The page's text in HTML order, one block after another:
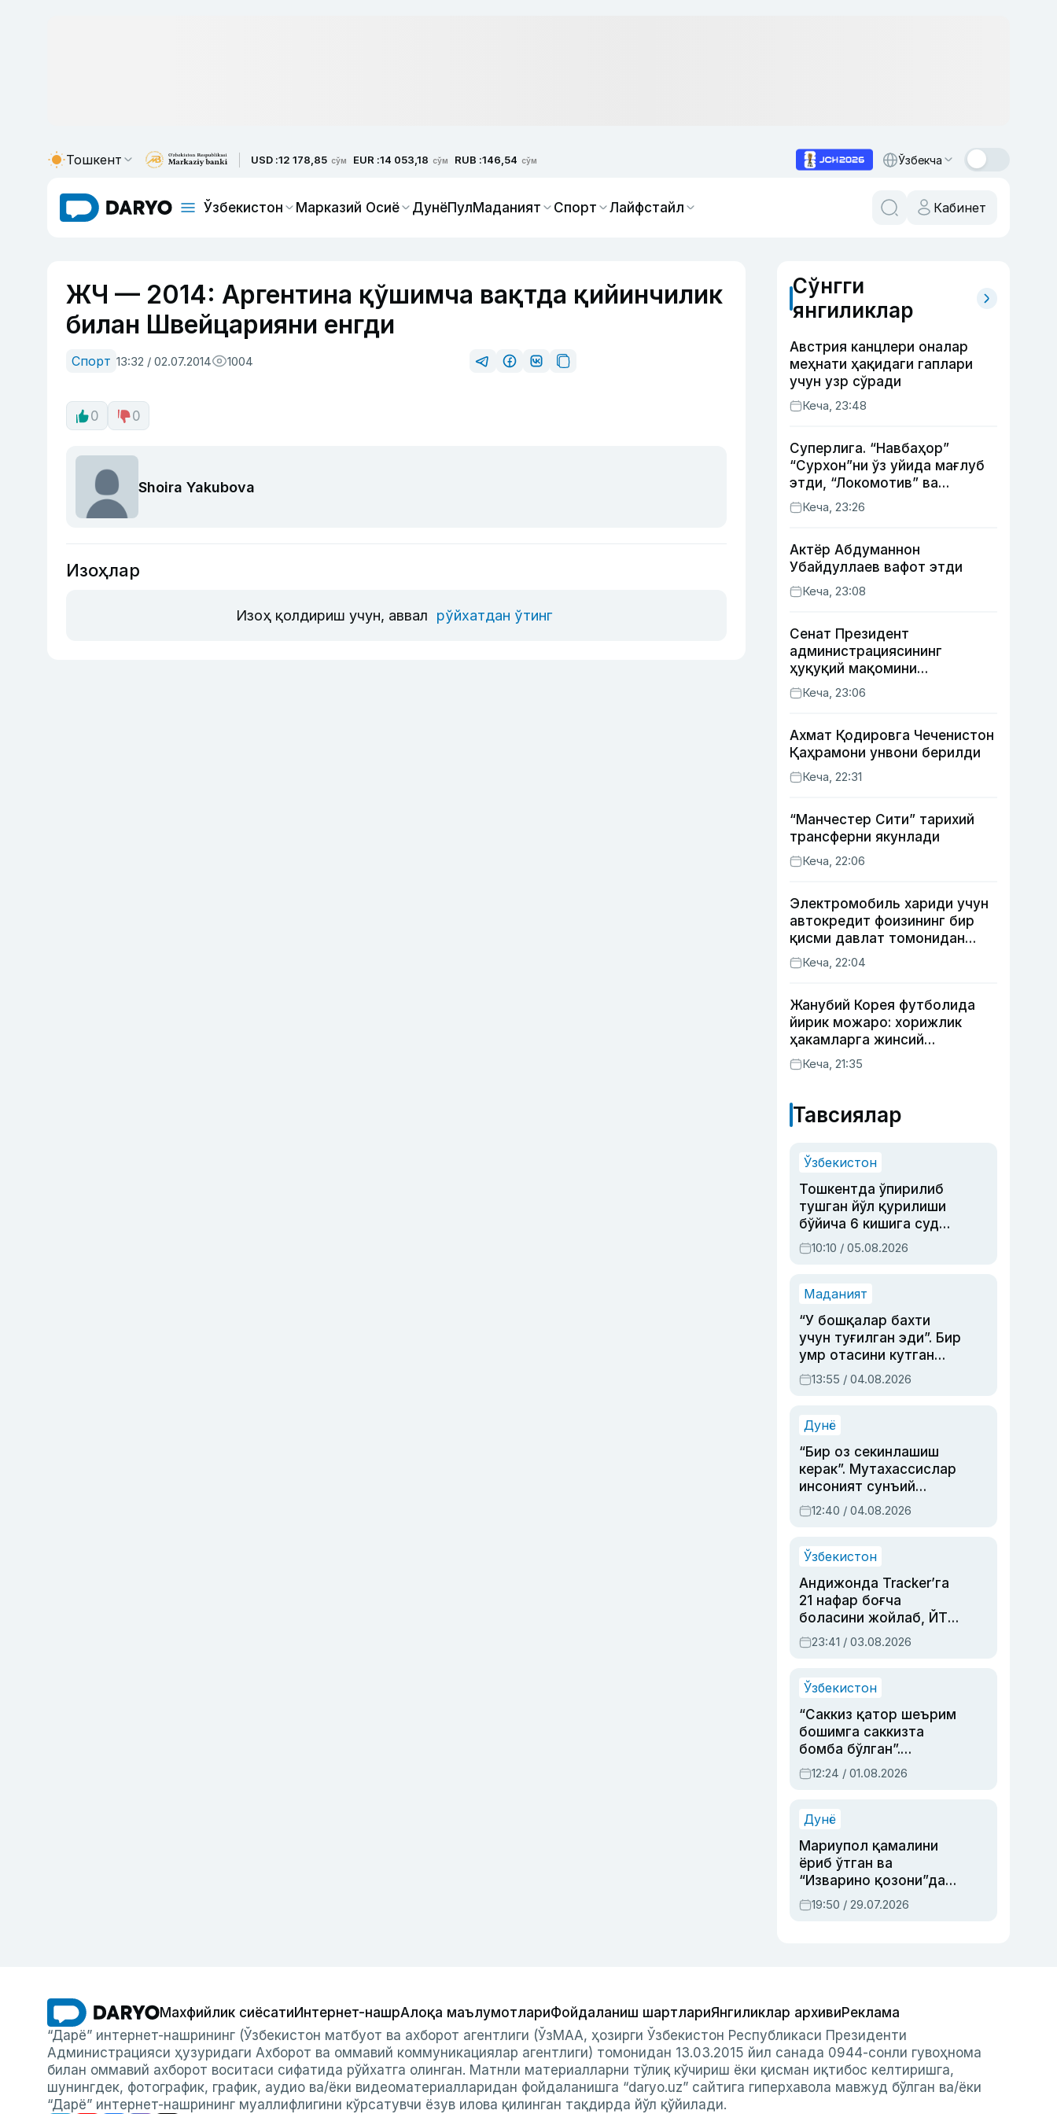
Тошкент USD :12 178,85 сўм EUR :14 053,18 сўм RUB :146,54 сўм Ўзбекча
Ўзбекистон Марказий Осиё ДунёПулМаданият Спорт Лайфстайл Кабинет
ЖЧ — 2014: Аргентина қўшимча вақтда қийинчилик
билан Швейцарияни енгди
Спорт 13:32 / 02.07.2014 1004
0 0
Shoira Yakubova
Изоҳлар
Изоҳ қолдириш учун, аввал рўйхатдан ўтинг
Сўнгги
янгиликлар
Австрия канцлери оналар
меҳнати ҳақидаги гаплари
учун узр сўради
Кеча, 23:48
Суперлига. “Навбаҳор”
“Сурхон”ни ўз уйида мағлуб
этди, “Локомотив” ва
“Хоразм” уйда ғалаба
қозонди
Кеча, 23:26
Актёр Абду­маннон
Убайдуллаев вафот этди
Кеча, 23:08
Сенат Президент
администрациясининг
ҳуқуқий мақомини
белгиловчи конституциявий
қонунни маъқуллади
Кеча, 23:06
Ахмат Қодировга Чеченистон
Қаҳрамони унвони берилди
Кеча, 22:31
“Манчестер Сити” тарихий
трансферни якунлади
Кеча, 22:06
Электромобиль хариди учун
автокредит фоизининг бир
қисми давлат томонидан
қоплаб берилиши мумкин
Кеча, 22:04
Жанубий Корея футболида
йирик можаро: хорижлик
ҳакамларга жинсий
хизматлар кўрсатилгани
маълум қилинди
Кеча, 21:35
Тавсиялар
Ўзбекистон
Тошкентда ўпирилиб
тушган йўл қурилиши
бўйича 6 кишига суд
ҳукми ўқилди
10:10 / 05.08.2026
Маданият
“У бошқалар бахти
учун туғилган эди”. Бир
умр отасини кутган
актриса ва дубльяж
устаси Римма
синовларга тўла ҳаёти
13:55 / 04.08.2026
Дунё
“Бир оз секинлашиш
керак”. Мутахассислар
инсоният сунъий
интеллектни бошқара
олмай қолишидан
12:40 / 04.08.2026
Ўзбекистон
Андижонда Tracker’га
21 нафар боғча
боласини жойлаб, ЙТҲ
содир этган аёлга суд
ҳукми ўқилди
23:41 / 03.08.2026
Ўзбекистон
“Саккиз қатор шеърим
бошимга саккизта
бомба бўлган”.
Абдулла Ориповни
сиёсий айбловлардан
12:24 / 01.08.2026
Дунё
Мариупол қамалини
ёриб ўтган ва
“Изварино қозони”дан
чиққан қаҳрамон —
Украина армияси бош
19:50 / 29.07.2026
Махфийлик сиёсатиИнтернет-нашрАлоқа маълумотлариФойдаланиш шартлариЯнгиликлар архивиРеклама
“Дарё” интернет-нашрининг (Ўзбекистон матбуот ва ахборот агентлиги (ЎзМАА, ҳозирги Ўзбекистон Республикаси Президенти
Администрацияси ҳузуридаги Ахборот ва оммавий коммуникациялар агентлиги) томонидан 13.03.2015 йил санада 0944-сонли гувоҳнома
билан оммавий ахборот воситаси сифатида рўйхатга олинган. Матнли материалларни тўлиқ кўчириш ёки қисман иқтибос келтиришга,
шунингдек, фотографик, график, аудио ва/ёки видеоматериалларидан фойдаланишга “daryo.uz” сайтига гиперхавола мавжуд бўлган ва/ёки
“Дарё” интернет-нашрининг муаллифлигини кўрсатувчи ёзув илова қилинган тақдирда йўл қўйилади.